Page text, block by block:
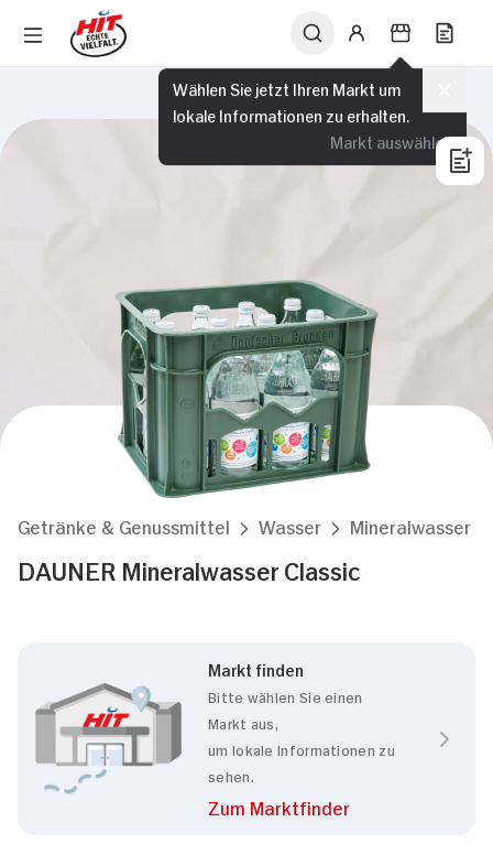
Wählen Sie jetzt Ihren Markt um
lokale Informationen zu erhalten.
Markt auswählen
Getränke & Genussmittel Wasser Mineralwasser
DAUNER Mineralwasser Classic
Markt finden
Bitte wählen Sie einen
Markt aus,
um lokale Informationen zu
sehen.
Zum Marktfinder